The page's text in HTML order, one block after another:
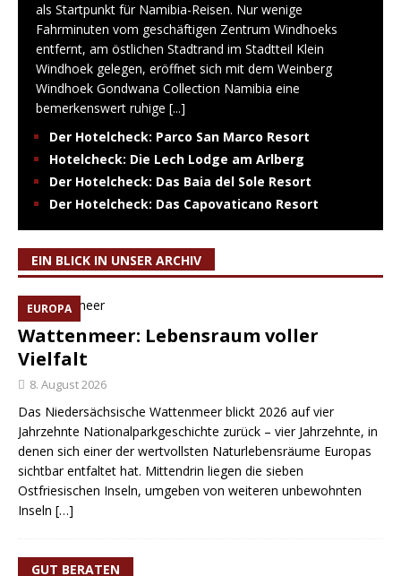
als Startpunkt für Namibia-Reisen. Nur wenige
Fahrminuten vom geschäftigen Zentrum Windhoeks
entfernt, am östlichen Stadtrand im Stadtteil Klein
Windhoek gelegen, eröffnet sich mit dem Weinberg
Windhoek Gondwana Collection Namibia eine
bemerkenswert ruhige [...]
Der Hotelcheck: Parco San Marco Resort
Hotelcheck: Die Lech Lodge am Arlberg
Der Hotelcheck: Das Baia del Sole Resort
Der Hotelcheck: Das Capovaticano Resort
EIN BLICK IN UNSER ARCHIV
EUROPA
Wattenmeer: Lebensraum voller
Vielfalt
8. August 2026
Das Niedersächsische Wattenmeer blickt 2026 auf vier
Jahrzehnte Nationalparkgeschichte zurück – vier Jahrzehnte, in
denen sich einer der wertvollsten Naturlebensräume Europas
sichtbar entfaltet hat. Mittendrin liegen die sieben
Ostfriesischen Inseln, umgeben von weiteren unbewohnten
Inseln […]
GUT BERATEN